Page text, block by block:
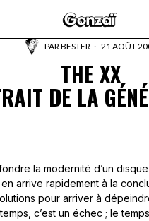
PARBESTER 21 AOÛT
THE XX
DE LA
la modernité d’un
arrive rapidement à la
pour arriver à
c’est un échec ; le